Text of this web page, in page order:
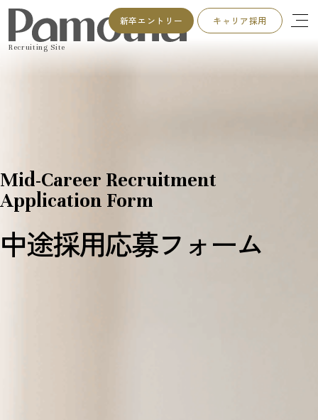
Recruiting Site
新卒エントリー キャリア採用
Mid-Career Recruitment
Application Form
中途採用応募フォーム